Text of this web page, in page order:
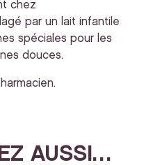
chez
par un lait infantile
spéciales pour les
douces.
AUSSI…